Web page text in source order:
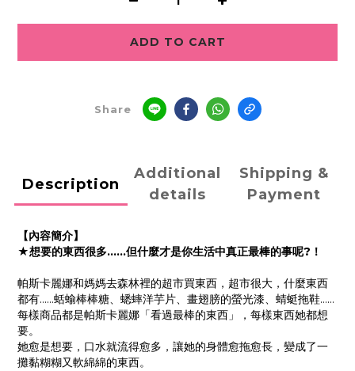
ADD TO CART
Share
Description
Additional
details
Shipping &
Payment
【內容簡介】
★想要的東西很多……但什麼才是你生活中真正最棒的事呢?！
帕斯卡麗娜和媽媽去森林裡的超市買東西，超市很大，什麼東西
都有……蛞蝓棒棒糖、蟋蟀洋芋片、畫翅膀的螢光漆、蜻蜓拖鞋……
每樣商品都是帕斯卡麗娜「看過最棒的東西」，每樣東西她都想
要。
她愈是想要，口水就流得愈多，讓她的身體愈拖愈長，變成了一
攤黏糊糊又軟綿綿的東西。